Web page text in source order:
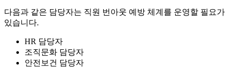
다음과 같은 담당자는 직원 번아웃 예방 체계를 운영할 필요가
있습니다.
HR 담당자
조직문화 담당자
안전보건 담당자